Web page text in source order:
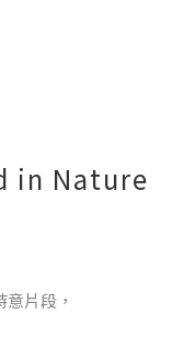
GROW
消費，
追蹤樹苗的成長，
in Nature
片段，